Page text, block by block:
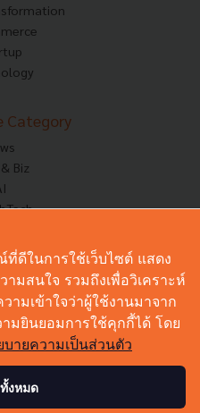
Category
Biz
Innov
ที่ดีในการใช้เว็บไซต์ แสดง
มสนใจ รวมถึงเพื่อวิเคราะห์
ามเข้าใจว่าผู้ใช้งานมาจาก
มยินยอมการใช้คุกกี้ได้ โดย
บายความเป็นส่วนตัว
งหมด